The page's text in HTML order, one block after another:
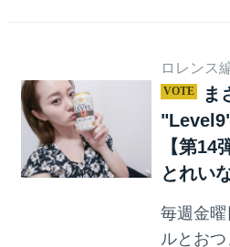
ロレンス
ま
【第14
とれい
毎週金
ルとお